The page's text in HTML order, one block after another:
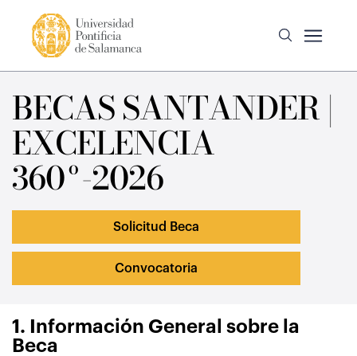
BECAS SANTANDER |
EXCELENCIA
360º-2026
Solicitud Beca
Convocatoria
1. Información General sobre la
Beca